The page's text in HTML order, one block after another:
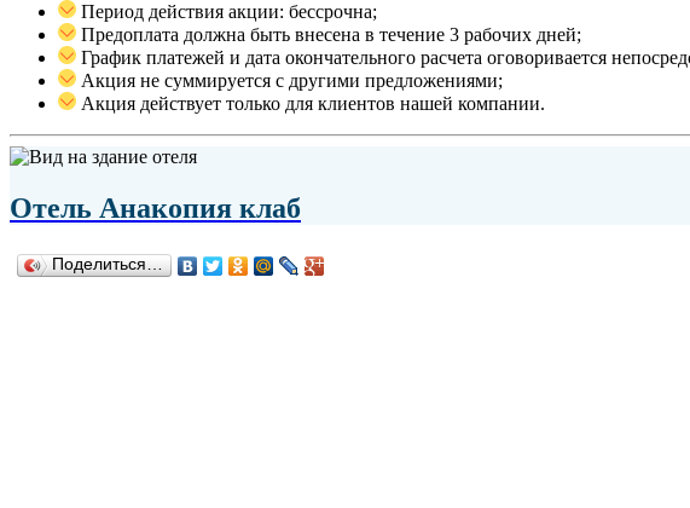
Период действия акции: бессрочна;
Предоплата должна быть внесена в течение 3 рабочих дней;
График платежей и дата окончательного расчета оговоривается
Акция не суммируется с другими предложениями;
Акция действует только для клиентов нашей компании.
Отель Анакопия клаб
Поделиться…